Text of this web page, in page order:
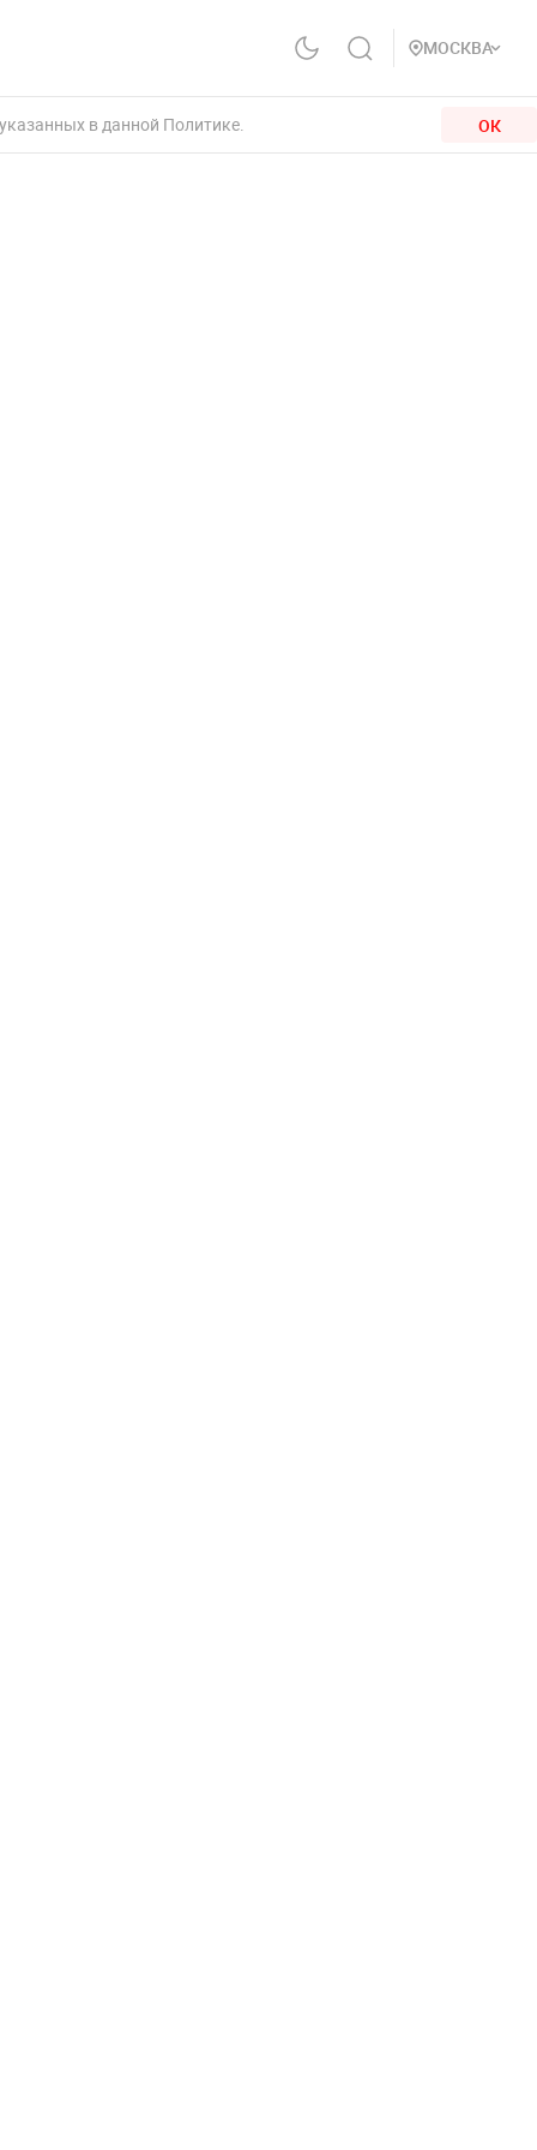
МОСКВА
в данной Политике. ОК